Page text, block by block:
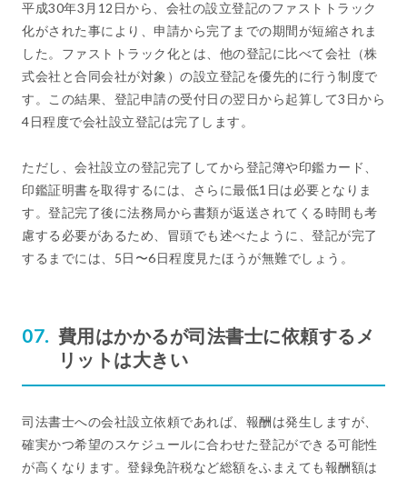
平成30年3月12日から、会社の設立登記のファストトラック
化がされた事により、申請から完了までの期間が短縮されま
した。ファストトラック化とは、他の登記に比べて会社（株
式会社と合同会社が対象）の設立登記を優先的に行う制度で
す。この結果、登記申請の受付日の翌日から起算して3日から
4日程度で会社設立登記は完了します。
ただし、会社設立の登記完了してから登記簿や印鑑カード、
印鑑証明書を取得するには、さらに最低1日は必要となりま
す。登記完了後に法務局から書類が返送されてくる時間も考
慮する必要があるため、冒頭でも述べたように、登記が完了
するまでには、5日〜6日程度見たほうが無難でしょう。
費用はかかるが司法書士に依頼するメ
リットは大きい
司法書士への会社設立依頼であれば、報酬は発生しますが、
確実かつ希望のスケジュールに合わせた登記ができる可能性
が高くなります。登録免許税など総額をふまえても報酬額は